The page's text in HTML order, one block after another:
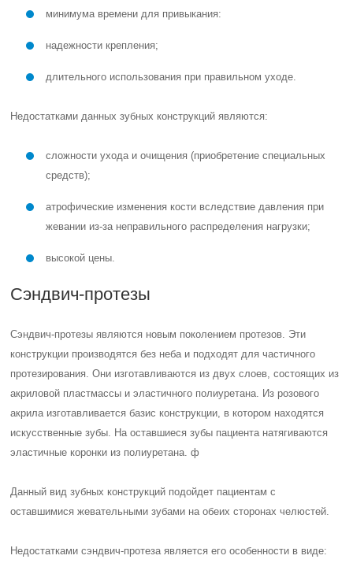
минимума времени для привыкания:
надежности крепления;
длительного использования при правильном уходе.
Недостатками данных зубных конструкций являются:
сложности ухода и очищения (приобретение специальных
средств);
атрофические изменения кости вследствие давления при
жевании из-за неправильного распределения нагрузки;
высокой цены.
Сэндвич-протезы
Сэндвич-протезы являются новым поколением протезов. Эти
конструкции производятся без неба и подходят для частичного
протезирования. Они изготавливаются из двух слоев, состоящих из
акриловой пластмассы и эластичного полиуретана. Из розового
акрила изготавливается базис конструкции, в котором находятся
искусственные зубы. На оставшиеся зубы пациента натягиваются
эластичные коронки из полиуретана. ф
Данный вид зубных конструкций подойдет пациентам с
оставшимися жевательными зубами на обеих сторонах челюстей.
Недостатками сэндвич-протеза является его особенности в виде: